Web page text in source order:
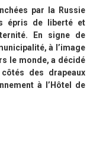
par la Russie
épris de liberté et
En signe de
à l’image
le monde, a décidé
des drapeaux
à l’Hôtel de